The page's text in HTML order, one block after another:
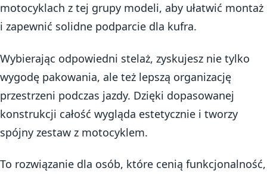
motocyklach z tej grupy modeli, aby ułatwić montaż
i zapewnić solidne podparcie dla kufra.
Wybierając odpowiedni stelaż, zyskujesz nie tylko
wygodę pakowania, ale też lepszą organizację
przestrzeni podczas jazdy. Dzięki dopasowanej
konstrukcji całość wygląda estetycznie i tworzy
spójny zestaw z motocyklem.
To rozwiązanie dla osób, które cenią funkcjonalność,